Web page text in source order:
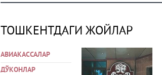
ТОШКЕНТДАГИ ЖОЙЛАР
АВИАКАССАЛАР
ДЎКОНЛАР